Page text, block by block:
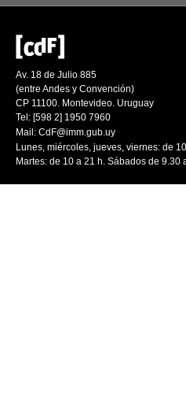
Av. 18 de Julio 885
(entre Andes y Convención)
CP 11100. Montevideo. Uruguay
Tel: [598 2] 1950 7960
Mail: CdF@imm.gub.uy
Lunes, miércoles, jueves, viernes: de
Martes: de 10 a 21 h. Sábados de 9.30